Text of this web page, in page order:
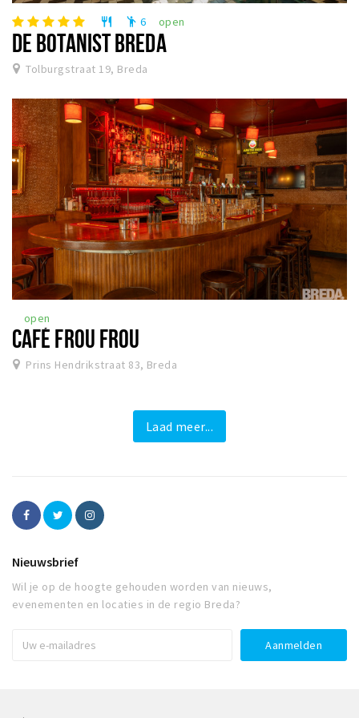
restaurant emoji_people 6 open
DE BOTANIST BREDA
Tolburgstraat 19, Breda
open
CAFÉ FROU FROU
Prins Hendrikstraat 83, Breda
Laad meer...
Nieuwsbrief
Wil je op de hoogte gehouden worden van nieuws,
evenementen en locaties in de regio Breda?